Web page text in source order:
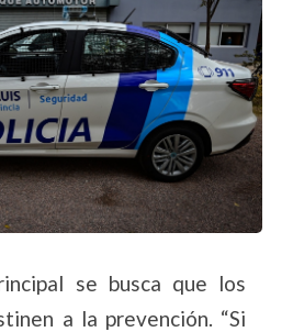
se busca que los
a la prevención. “Si